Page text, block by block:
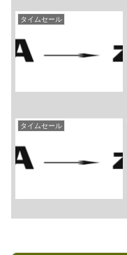
タイムセール
タイムセール